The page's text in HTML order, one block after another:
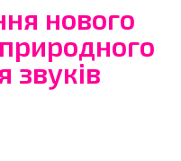
нового
звуків